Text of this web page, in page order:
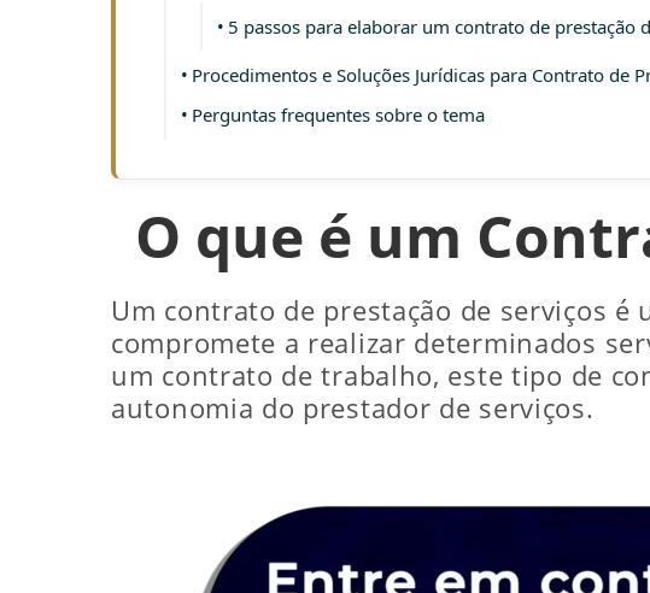
5 passos para elaborar um contrato de prestação
Procedimentos e Soluções Jurídicas para Contrato de
Perguntas frequentes sobre o tema
O que é um
Um contrato de prestação de serviços
compromete a realizar determinados
um contrato de trabalho, este tipo de
autonomia do prestador de serviços.